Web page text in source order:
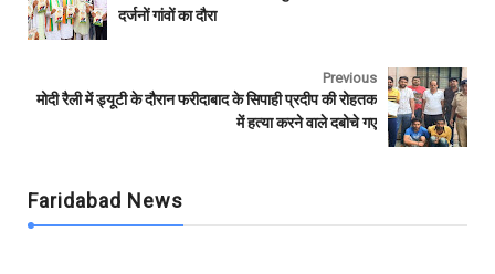
o
o
k
e
r
A
p
दर्जनों गांवों का दौरा
Previous
मोदी रैली में ड्यूटी के दौरान फरीदाबाद के सिपाही प्रदीप की रोहतक
में हत्या करने वाले दबोचे गए
Faridabad News